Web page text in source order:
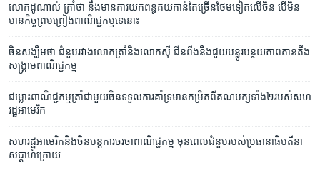
លោក​ដូណាល់ ​ត្រាំ​ថា នឹងមានការ​យកពន្ធគយ​កាន់​តែ​ច្រើន​ថែម​ទៀត​លើ​ចិន ​បើ​មិន
មាន​កិច្ច​ព្រម​ព្រៀង​ពាណិជ្ជកម្ម​ទេនោះ
ចិនសង្ឃឹម​ថា ​ជំនួប​រវាង​​លោក​ត្រាំ​និង​លោកស៊ី ​ជីន​ពីងនឹង​ជួយ​បន្ធូរបន្ថយ​ភាពតាន​​តឹង​
សង្គ្រាម​ពាណិជ្ជកម្ម
ជម្លោះ​​ពាណិជ្ជកម្ម​​ត្រាំ​ជាមួយ​ចិន​ទទួលការ​គាំ​ទ្រ​មាន​កម្រិត​ពីគណបក្ស​ទាំង២​របស់​សហ
រដ្ឋ​អាមេរិក
សហរដ្ឋ​អាមេរិក​និង​ចិន​បន្ត​ការ​ចរចា​ពាណិជ្ជកម្ម​ មុនពេល​ជំនួប​របស់​ប្រធានា​ធិបតី​នា​
សប្តាហ៍​ក្រោយ